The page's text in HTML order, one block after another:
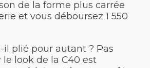
de la forme plus carrée
et vous déboursez 1 550
il plié pour autant ? Pas
look de la C40 est